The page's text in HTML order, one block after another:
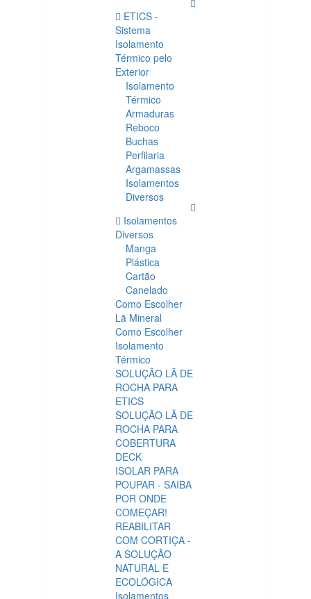
ETICS -
Sistema
Isolamento
Térmico pelo
Exterior
Isolamento
Térmico
Armaduras
Reboco
Buchas
Perfilaria
Argamassas
Isolamentos
Diversos
Isolamentos
Diversos
Manga
Plástica
Cartão
Canelado
Como Escolher
Lã Mineral
Como Escolher
Isolamento
Térmico
SOLUÇÃO LÃ DE
ROCHA PARA
ETICS
SOLUÇÃO LÃ DE
ROCHA PARA
COBERTURA
DECK
ISOLAR PARA
POUPAR - SAIBA
POR ONDE
COMEÇAR!
REABILITAR
COM CORTIÇA -
A SOLUÇÃO
NATURAL E
ECOLÓGICA
Isolamentos